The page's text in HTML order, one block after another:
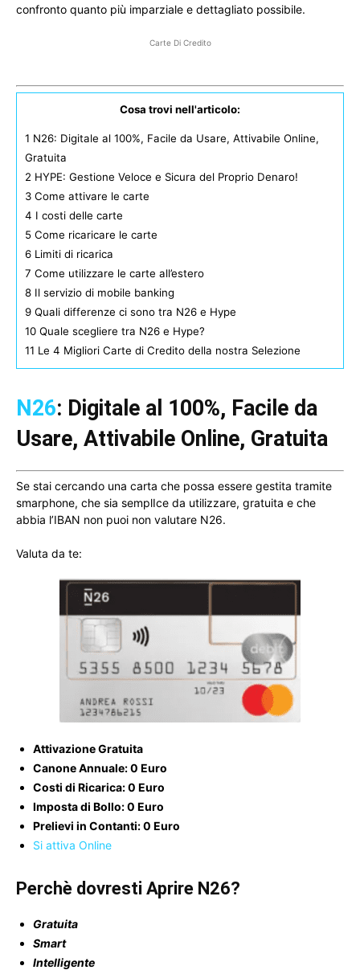
confronto quanto più imparziale e dettagliato possibile.
Carte Di Credito
Cosa trovi nell'articolo:
1 N26: Digitale al 100%, Facile da Usare, Attivabile Online,
Gratuita
2 HYPE: Gestione Veloce e Sicura del Proprio Denaro!
3 Come attivare le carte
4 I costi delle carte
5 Come ricaricare le carte
6 Limiti di ricarica
7 Come utilizzare le carte all’estero
8 Il servizio di mobile banking
9 Quali differenze ci sono tra N26 e Hype
10 Quale scegliere tra N26 e Hype?
11 Le 4 Migliori Carte di Credito della nostra Selezione
N26: Digitale al 100%, Facile da
Usare, Attivabile Online, Gratuita
Se stai cercando una carta che possa essere gestita tramite
smarphone, che sia semplIce da utilizzare, gratuita e che
abbia l’IBAN non puoi non valutare N26.
Valuta da te:
Attivazione Gratuita
Canone Annuale: 0 Euro
Costi di Ricarica: 0 Euro
Imposta di Bollo: 0 Euro
Prelievi in Contanti: 0 Euro
Si attiva Online
Perchè dovresti Aprire N26?
Gratuita
Smart
Intelligente